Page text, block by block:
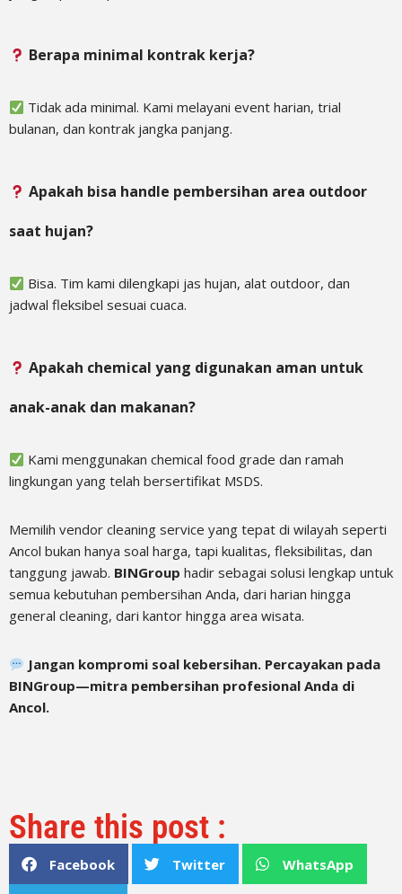
Berapa minimal kontrak kerja?
Tidak ada minimal. Kami melayani event harian, trial
bulanan, dan kontrak jangka panjang.
Apakah bisa handle pembersihan area outdoor
saat hujan?
Bisa. Tim kami dilengkapi jas hujan, alat outdoor, dan
jadwal fleksibel sesuai cuaca.
Apakah chemical yang digunakan aman untuk
anak-anak dan makanan?
Kami menggunakan chemical food grade dan ramah
lingkungan yang telah bersertifikat MSDS.
Memilih vendor cleaning service yang tepat di wilayah seperti
Ancol bukan hanya soal harga, tapi kualitas, fleksibilitas, dan
tanggung jawab. BINGroup hadir sebagai solusi lengkap untuk
semua kebutuhan pembersihan Anda, dari harian hingga
general cleaning, dari kantor hingga area wisata.
Jangan kompromi soal kebersihan. Percayakan pada
BINGroup—mitra pembersihan profesional Anda di
Ancol.
Share this post :
Facebook Twitter WhatsApp